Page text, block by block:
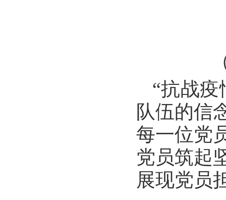
“抗战
队伍的信
每一位党
党员筑起
展现党员